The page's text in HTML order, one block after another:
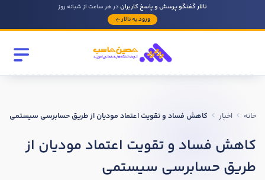
تالار گفتگو پرسش و پاسخ کاربراندر هر ساعت از شبانه روز
ورود به تالار
خانه اخبار کاهش فساد و تقویت اعتماد مودیان از طریق حسابرسی سیستمی
کاهش فساد و تقویت اعتماد مودیان از
طریق حسابرسی سیستمی
سابقه کار حسابداری
روحیه رهبری دارید ؟